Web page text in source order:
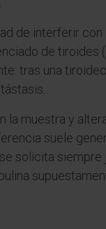
de interferir con
de tiroides
tras una
la muestra y
suele
solicita siempre